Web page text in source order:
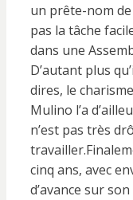
un prête-nom
pas la tâche
dans une
D’autant plus
dires, le
Mulino l’a
n’est pas très
cinq ans, avec
d’avance sur